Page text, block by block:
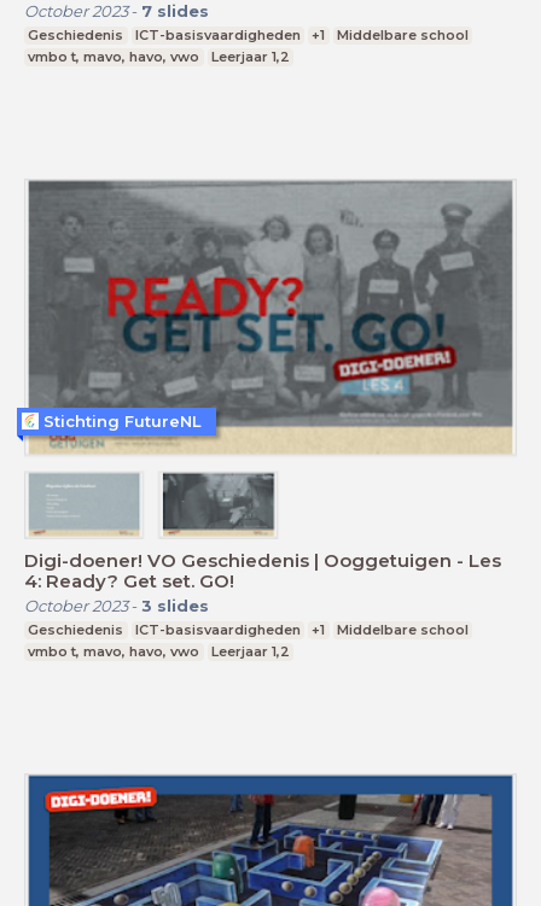
October 2023- 7 slides
Geschiedenis ICT-basisvaardigheden +1
Middelbare school
vmbo t, mavo, havo, vwo
Leerjaar 1,2
Digi-doener! VO Geschiedenis | Ooggetuigen - Les
4: Ready? Get set. GO!
October 2023- 3 slides
Geschiedenis ICT-basisvaardigheden +1
Middelbare school
vmbo t, mavo, havo, vwo
Leerjaar 1,2
Stichting FutureNL